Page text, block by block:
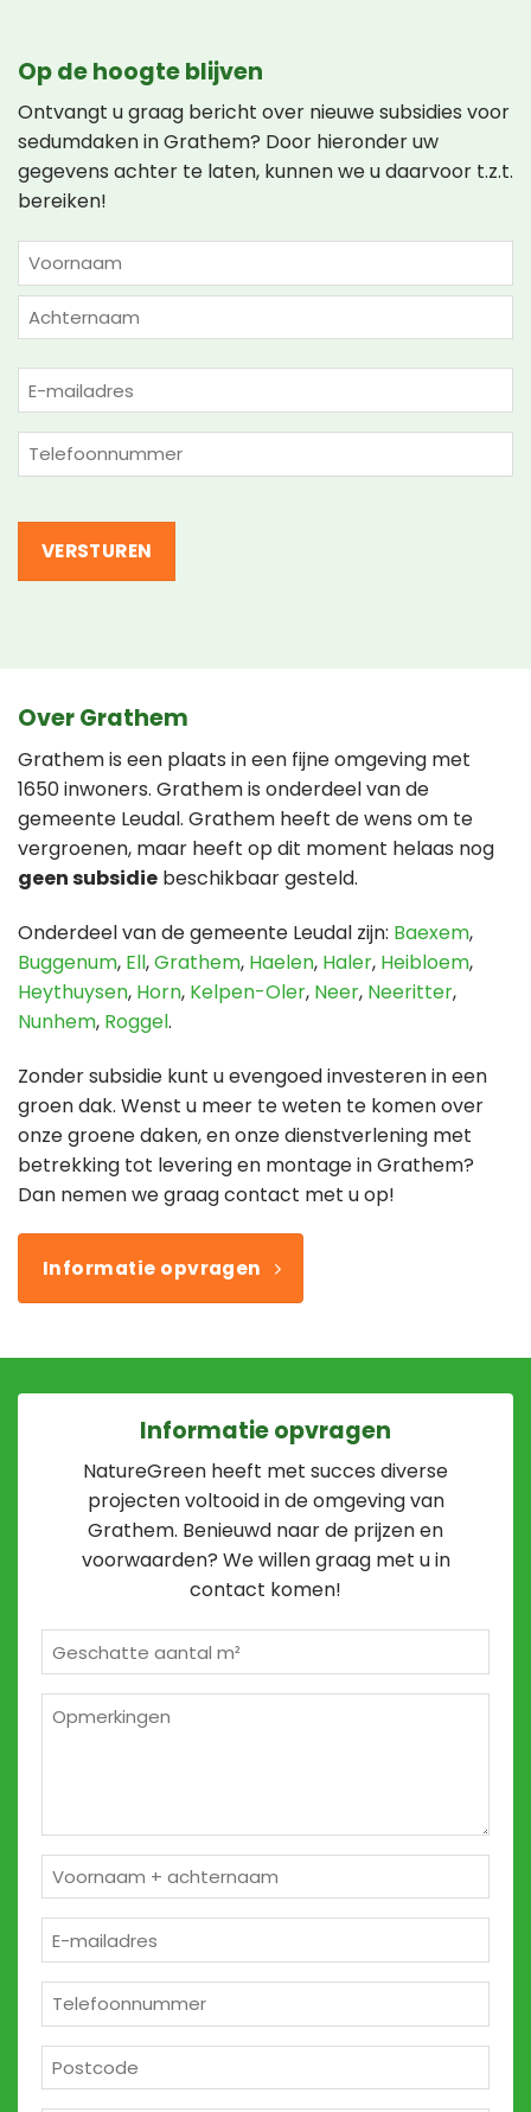
Op de hoogte blijven
Ontvangt u graag bericht over nieuwe subsidies voor
sedumdaken in Grathem? Door hieronder uw
gegevens achter te laten, kunnen we u daarvoor t.z.t.
bereiken!
NAAM
(VEREIST)
Voornaam
E-
mailadres
(Vereist)
Telefoon
(Vereist)
Over Grathem
Grathem is een plaats in een fijne omgeving met
1650 inwoners. Grathem is onderdeel van de
gemeente Leudal. Grathem heeft de wens om te
vergroenen, maar heeft op dit moment helaas nog
geen subsidie beschikbaar gesteld.
Onderdeel van de gemeente Leudal zijn: Baexem,
Buggenum, Ell,Grathem, Haelen, Haler, Heibloem,
Heythuysen, Horn, Kelpen-Oler, Neer, Neeritter,
Nunhem, Roggel.
Zonder subsidie kunt u evengoed investeren in een
groen dak. Wenst u meer te weten te komen over
onze groene daken, en onze dienstverlening met
betrekking tot levering en montage in Grathem?
Dan nemen we graag contact met u op!
Informatie opvragen
Informatie opvragen
NatureGreen heeft met succes diverse
projecten voltooid in de omgeving van
Grathem. Benieuwd naar de prijzen en
voorwaarden? We willen graag met u in
contact komen!
m²
Naam
*
mailadres
*
*